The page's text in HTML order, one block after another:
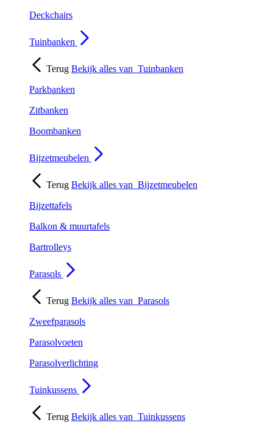
Deckchairs
Tuinbanken
Terug Bekijk alles van Tuinbanken
Parkbanken
Zitbanken
Boombanken
Bijzetmeubelen
Terug Bekijk alles van Bijzetmeubelen
Bijzettafels
Balkon & muurtafels
Bartrolleys
Parasols
Terug Bekijk alles van Parasols
Zweefparasols
Parasolvoeten
Parasolverlichting
Tuinkussens
Terug Bekijk alles van Tuinkussens